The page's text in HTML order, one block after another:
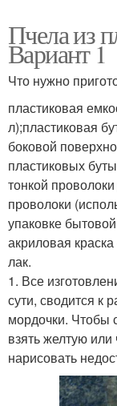
Пчела из
Вариант 1
Что нужно
пластиковая
л);пластиковая
боковой
пластиковых
тонкой
проволоки
упаковке
акриловая
лак.
1. Все
сути, сводится к
мордочки. Чтобы
взять желтую
нарисовать